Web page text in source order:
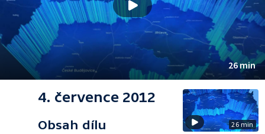
26 min
4. července 2012
Obsah dílu
26 min